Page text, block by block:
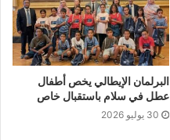
البرلمان الإيطالي يخص أطفال
عطل في سلام باستقبال خاص
30 يوليو 2026